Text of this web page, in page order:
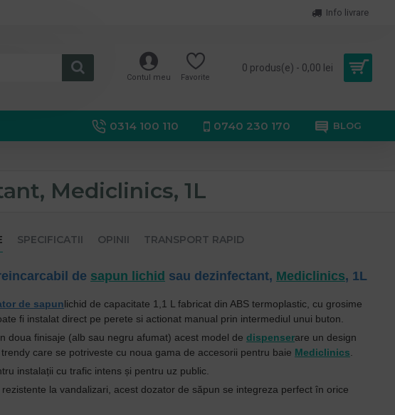
Info livrare
Contul meu Favorite
0 produs(e) - 0,00 lei
0314 100 110 0740 230 170 BLOG
Mediclinics, 1L
SPECIFICATII OPINII TRANSPORT RAPID
de sapun lichid sau dezinfectant, Mediclinics, 1L
de sapunlichid de capacitate 1,1 L fabricat din ABS termoplastic, cu grosime
fi instalat direct pe perete si actionat manual prin intermediul unui buton.
doua finisaje (alb sau negru afumat) acest model de dispenserare un design
care se potriveste cu noua gama de accesorii pentru baie Mediclinics
instalații cu trafic intens și pentru uz public.
rezistente la vandalizari, acest dozator de săpun se integreza perfect în orice